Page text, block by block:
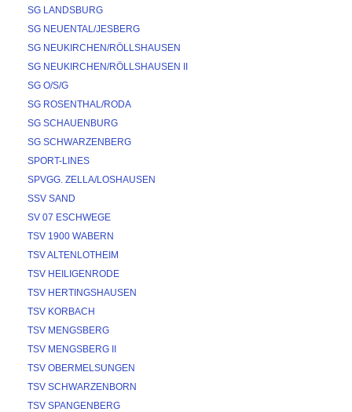
SG LANDSBURG
SG NEUENTAL/JESBERG
SG NEUKIRCHEN/RÖLLSHAUSEN
SG NEUKIRCHEN/RÖLLSHAUSEN II
SG O/S/G
SG ROSENTHAL/RODA
SG SCHAUENBURG
SG SCHWARZENBERG
SPORT-LINES
SPVGG. ZELLA/LOSHAUSEN
SSV SAND
SV 07 ESCHWEGE
TSV 1900 WABERN
TSV ALTENLOTHEIM
TSV HEILIGENRODE
TSV HERTINGSHAUSEN
TSV KORBACH
TSV MENGSBERG
TSV MENGSBERG II
TSV OBERMELSUNGEN
TSV SCHWARZENBORN
TSV SPANGENBERG